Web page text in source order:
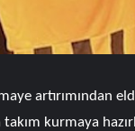
artırımından
kurmaya